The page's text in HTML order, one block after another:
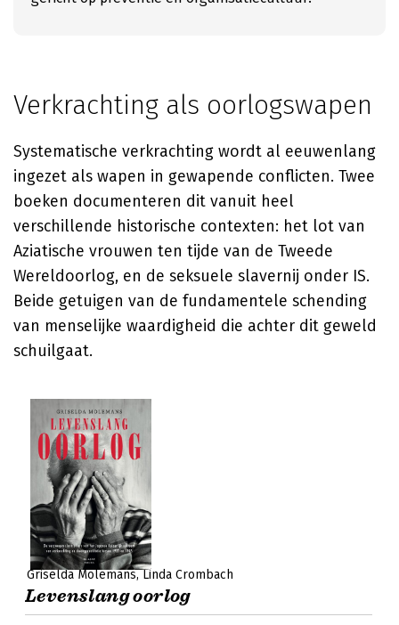
Verkrachting als oorlogswapen
Systematische verkrachting wordt al eeuwenlang
ingezet als wapen in gewapende conflicten. Twee
boeken documenteren dit vanuit heel
verschillende historische contexten: het lot van
Aziatische vrouwen ten tijde van de Tweede
Wereldoorlog, en de seksuele slavernij onder IS.
Beide getuigen van de fundamentele schending
van menselijke waardigheid die achter dit geweld
schuilgaat.
Griselda Molemans Linda Crombach
Levenslang oorlog